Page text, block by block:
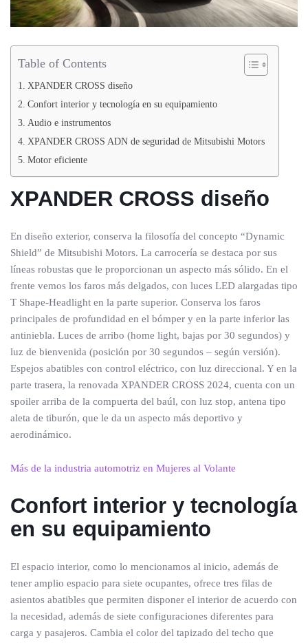
Table of Contents
XPANDER CROSS diseño
Confort interior y tecnología en su equipamiento
Audio e instrumentos
XPANDER CROSS ADN de seguridad de Mitsubishi Motors
Motor eficiente
XPANDER CROSS diseño
En diseño exterior, conserva la filosofía del concepto “Dynamic
Shield” de Mitsubishi Motors. La carrocería se destaca por sus
líneas robustas que le proporcionan un aspecto más sólido. En el
frente vemos los faros más delgados, con luces LED alargadas tipo
T Shape-Headlight en la parte superior. Conserva los faros
principales de profundidad en el bómper y en la parte inferior las
antiniebla. Luces de arribo (home light, bajas por 30 segundos) y
luz de bienvenida (posición por 30 segundos – según versión).
Espejos abatibles con control eléctrico, con luz direccional. Y en la
parte trasera, la renovada XPANDER CROSS 2024, cuenta con un
spoiler arriba de la compuerta del baúl, con luz stop, antena tipo
aleta de tiburón, que le da un aspecto más deportivo y
aerodinámico.
Más de la industria automotriz en Mujeres al Volante
Confort interior y tecnología
en su equipamiento
El espacio interior, como lo mencionamos al inicio, además de
tener amplio espacio para siete ocupantes, ofrece tres filas de
asientos abatibles que permiten disponer el interior de acuerdo con
la necesidad, además de siete configuraciones diferentes para
carga y pasajeros. Cambia el color del tapizado del techo que